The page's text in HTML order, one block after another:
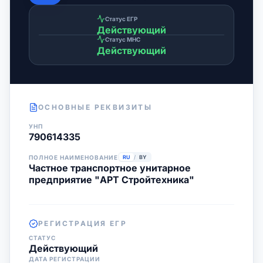
Статус ЕГР
Действующий
Статус МНС
Действующий
ОСНОВНЫЕ РЕКВИЗИТЫ
УНП
790614335
ПОЛНОЕ НАИМЕНОВАНИЕ RU / BY
Частное транспортное унитарное
предприятие "АРТ Стройтехника"
РЕГИСТРАЦИЯ ЕГР
СТАТУС
Действующий
ДАТА РЕГИСТРАЦИИ